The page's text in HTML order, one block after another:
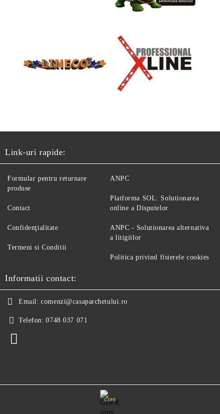
Link-uri rapide:
Formular pentru returnare
produse
Contact
Confidenţialitate
Termeni si Conditii
ANPC
Platforma SOL: Solutionarea
online a Disputelor
ANPC - Solutionarea alternativa
a litigiilor
Politica privind fisierele cookies
Informatii contact:
Email: comenzi@casaparchetului.ro
Telefon: 0748 037 071
GDPR